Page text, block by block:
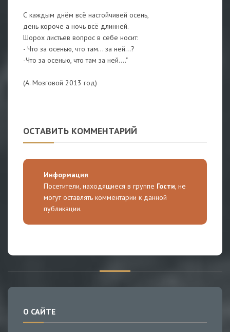
С каждым днём всё настойчивей осень,
день короче а ночь всё длинней.
Шорох листьев вопрос в себе носит:
- Что за осенью, что там... за ней...?
-Что за осенью, что там за ней...."
(А. Мозговой 2013 год)
ОСТАВИТЬ КОММЕНТАРИЙ
Информация
Посетители, находящиеся в группе Гости, не
могут оставлять комментарии к данной
публикации.
О САЙТЕ